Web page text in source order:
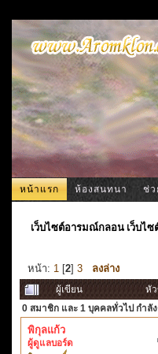
หน้าแรก ห้องสนทนา ช่ว
เว็บไซต์อารมณ์กลอน เว็บไ
หน้า: 1 [2] 3 ลงล่าง
ผู้เขียน
หั
0 สมาชิก และ 1 บุคคลทั่วไป กำลั
พิกุลแก้ว
ผู้ดูแลบอร์ด